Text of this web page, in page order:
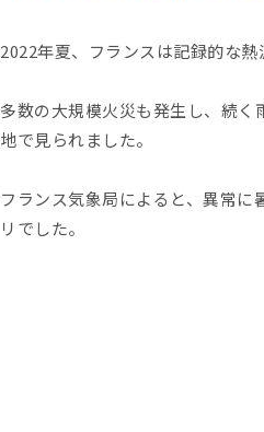
2022年夏、フランスは記録的な熱
多数の大規模火災も発生し、続
地で見られました。
フランス気象局によると、異常
リでした。